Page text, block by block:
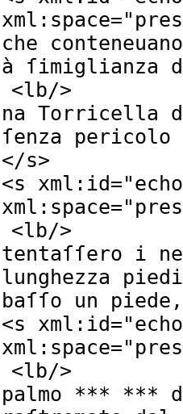
xml:space="
che
à ſimiglianza
<lb/>
na Torricella
ſenza
</s>
<s xml:id="
xml:space="
<lb/>
tentaſſero i
lunghezza
baſſo un
<s xml:id="
xml:space="
<lb/>
palmo *** ***